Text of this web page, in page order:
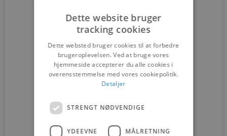
Dette website bruger
tracking cookies
Dette websted bruger cookies til at forbedre
brugeroplevelsen. Ved at bruge vores
hjemmeside accepterer du alle cookies i
overensstemmelse med vores cookiepolitik.
Detaljer
STRENGT NØDVENDIGE
YDEEVNE MÅLRETNING